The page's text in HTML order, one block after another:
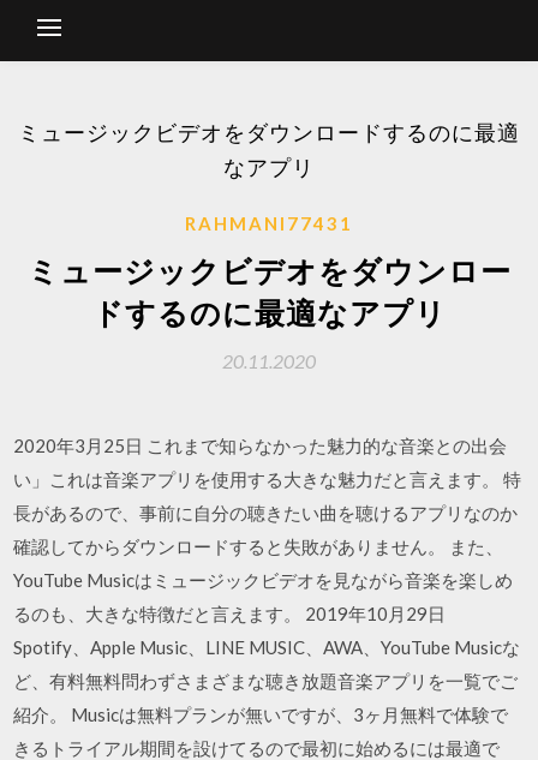
ミュージックビデオをダウンロードするのに最適
なアプリ
RAHMANI77431
ミュージックビデオをダウンロー
ドするのに最適なアプリ
20.11.2020
2020年3月25日 これまで知らなかった魅力的な音楽との出会
い」これは音楽アプリを使用する大きな魅力だと言えます。 特
長があるので、事前に自分の聴きたい曲を聴けるアプリなのか
確認してからダウンロードすると失敗がありません。 また、
YouTube Musicはミュージックビデオを見ながら音楽を楽しめ
るのも、大きな特徴だと言えます。 2019年10月29日
Spotify、Apple Music、LINE MUSIC、AWA、YouTube Musicな
ど、有料無料問わずさまざまな聴き放題音楽アプリを一覧でご
紹介。 Musicは無料プランが無いですが、3ヶ月無料で体験で
きるトライアル期間を設けてるので最初に始めるには最適で